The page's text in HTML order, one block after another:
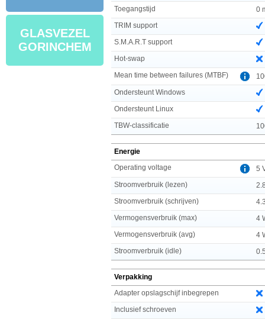
GLASVEZEL
GORINCHEM
Toegangstijd
0
TRIM support
S.M.A.R.T support
Hot-swap
Mean time between failures (MTBF)
Ondersteunt Windows
Ondersteunt Linux
TBW-classificatie
Energie
Operating voltage
5
Stroomverbruik (lezen)
Stroomverbruik (schrijven)
Vermogensverbruik (max)
4
Vermogensverbruik (avg)
4
Stroomverbruik (idle)
Verpakking
Adapter opslagschijf inbegrepen
Inclusief schroeven